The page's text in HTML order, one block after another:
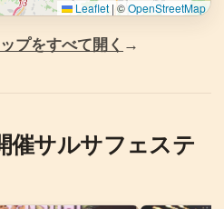
Leaflet |©OpenStreetMap
プをすべて開く →
催サルサフェステ